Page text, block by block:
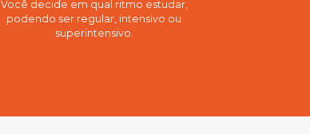
Você decide em qual ritmo estudar,
podendo ser regular, intensivo ou
superintensivo.